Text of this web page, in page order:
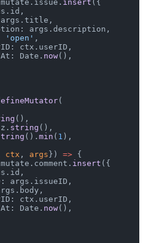
insert ({
args.title,
args.description,
'open'
ctx.userID,
Date.
now (),
defineMutator
(),
z.
string (),
string ().min ( 1 ),
, ctx , args }) => {
insert ({
args.issueID,
ctx.userID,
Date.
now (),